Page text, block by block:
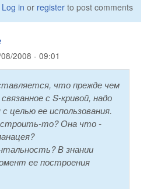
Log in or register to post comments
2008 - 09:01
что прежде чем
с S-кривой, надо
целью ее использования.
строить-то? Она что -
В знании
ее построения